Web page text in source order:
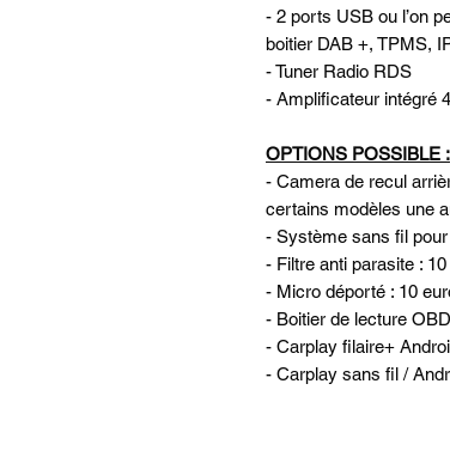
- 2 ports USB ou l’on
boitier DAB +, TPMS,
- Tuner Radio RDS
- Amplificateur intégré
OPTIONS POSSIBLE :
- Camera de recul
certains modèles une
- Système sans fil
- Filtre anti parasite :
- Micro déporté : 10
- Boitier de lecture
- Carplay filaire+
- Carplay sans fil /